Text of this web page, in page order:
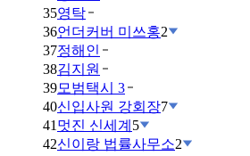
35영탁
36언더커버 미쓰홍2
37정해인
38김지원
39모범택시 3
40신입사원 강회장7
41 멋진 신세계 5
42신이랑 법률사무소2